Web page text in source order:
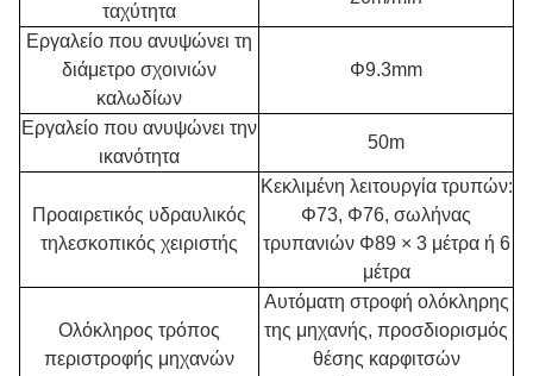
ταχύτητα
Εργαλείο που ανυψώνει τη
διάμετρο σχοινιών
καλωδίων
Φ9.3mm
Εργαλείο που ανυψώνει την
ικανότητα
50m
Προαιρετικός υδραυλικός
τηλεσκοπικός χειριστής
Κεκλιμένη λειτουργία τρυπών:
Φ73, Φ76, σωλήνας
τρυπανιών Φ89 × 3 μέτρα ή 6
μέτρα
Ολόκληρος τρόπος
περιστροφής μηχανών
Αυτόματη στροφή ολόκληρης
της μηχανής, προσδιορισμός
θέσης καρφιτσών